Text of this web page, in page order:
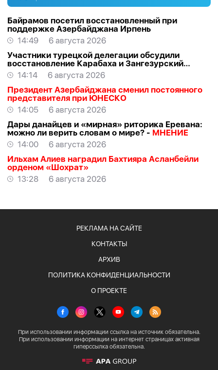
Байрамов посетил восстановленный при
поддержке Азербайджана Ирпень
14:49
6 августа 2026
Участники турецкой делегации обсудили
восстановление Карабаха и Зангезурский
коридор
14:14
6 августа 2026
Президент Азербайджана сменил постоянного
представителя при ЮНЕСКО
14:05
6 августа 2026
Дары данайцев и «мирная» риторика Еревана:
можно ли верить словам о мире? - МНЕНИЕ
14:00
6 августа 2026
Ильхам Алиев наградил Бахтияра Асланбейли
орденом «Шохрат»
13:28
6 августа 2026
РЕКЛАМА НА САЙТЕ
КОНТАКТЫ
АРХИВ
ПОЛИТИКА КОНФИДЕНЦИАЛЬНОСТИ
О ПРОЕКТЕ
При использовании информации ссылка на источник обязательна.
При использовании информации на интернет страницах активная
гиперссылка обязательна.